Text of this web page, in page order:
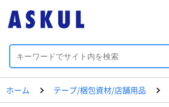
ホーム テープ/梱包資材/店舗用品